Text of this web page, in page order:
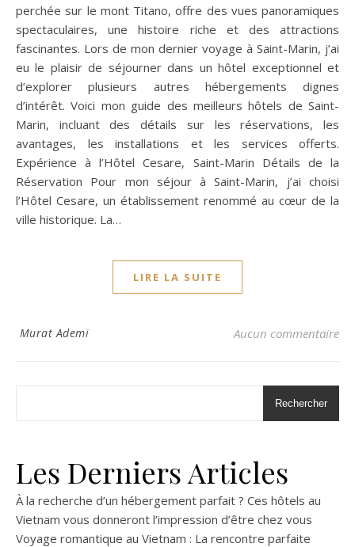
perchée sur le mont Titano, offre des vues panoramiques
spectaculaires, une histoire riche et des attractions
fascinantes. Lors de mon dernier voyage à Saint-Marin, j’ai
eu le plaisir de séjourner dans un hôtel exceptionnel et
d’explorer plusieurs autres hébergements dignes
d’intérêt. Voici mon guide des meilleurs hôtels de Saint-
Marin, incluant des détails sur les réservations, les
avantages, les installations et les services offerts.
Expérience à l’Hôtel Cesare, Saint-Marin Détails de la
Réservation Pour mon séjour à Saint-Marin, j’ai choisi
l’Hôtel Cesare, un établissement renommé au cœur de la
ville historique. La…
LIRE LA SUITE
Murat Ademi Aucun commentaire
Rechercher
Les Derniers Articles
À la recherche d’un hébergement parfait ? Ces hôtels au
Vietnam vous donneront l’impression d’être chez vous
Voyage romantique au Vietnam : La rencontre parfaite